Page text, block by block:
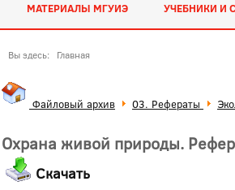
МАТЕРИАЛЫ МГУИЭ УЧЕБНИКИ И
Вы здесь: Главная
Файловый архив 03. Рефераты
Охрана живой природы.
Скачать